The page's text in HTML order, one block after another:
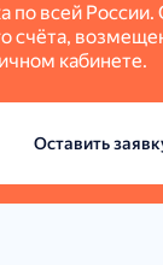
по всей России.
счёта,
кабинете.
Оставить